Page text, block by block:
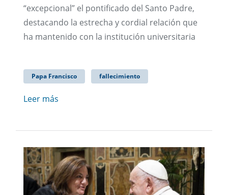
“excepcional” el pontificado del Santo Padre,
destacando la estrecha y cordial relación que
ha mantenido con la institución universitaria
Papa Francisco fallecimiento
Leer más